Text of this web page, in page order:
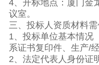
4、开标地点：厦门金
议室。
三、投标人资质材料需
1、投标单位基本情况
系证书复印件、生产/
2、法定代表人身份证